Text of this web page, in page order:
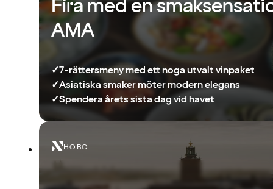
Fira med en
AMA
✓7-rättersmeny med ett noga utvalt vinpaket
✓Asiatiska smaker möter modern elegans
✓Spendera årets sista dag vid havet
HOBO